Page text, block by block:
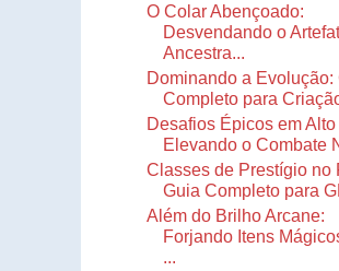
O Colar Abençoado:
Desvendando o
Ancestra...
Dominando a Evolução:
Completo para
Desafios Épicos em Alto
Elevando o Combate
Classes de Prestígio no
Guia Completo para
Além do Brilho Arcane:
Forjando Itens
...